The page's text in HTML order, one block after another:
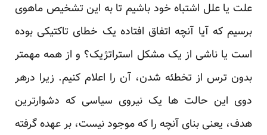
علت یا علل اشتباه خود باشیم تا به این تشخیص ماهوی
برسیم که آیا آنچه اتفاق افتاده یک خطای تاکتیکی بوده
است یا ناشی از یک مشکل استراتژیک؟ و از همه مهمتر
بدون ترس از تخطئه شدن، آن را اعلام کنیم. زیرا درهر
دوی این حالت ها یک نیروی سیاسی که دشوارترین
هدف، یعنی بنای آنچه را که موجود نیست، بر عهده گرفته